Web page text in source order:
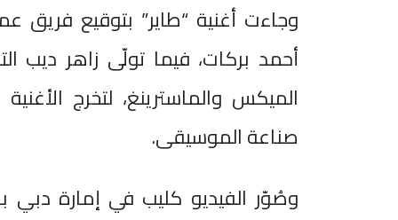
وجاءت أغنية “طاير” بتوقيع فريق
أحمد بركات، فيما تولّى زاهر ديب
الميكس والماسترينغ، لتخرج
صناعة الموسيقى.
وصُوّر الفيديو كليب في إمارة دبي